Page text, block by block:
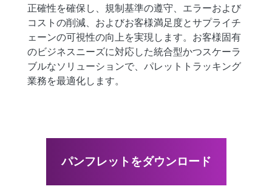
正確性を確保し、規制基準の遵守、エラーおよび
コストの削減、およびお客様満足度とサプライチ
ェーンの可視性の向上を実現します。お客様固有
のビジネスニーズに対応した統合型かつスケーラ
ブルなソリューションで、パレットトラッキング
業務を最適化します。
パンフレットをダウンロード